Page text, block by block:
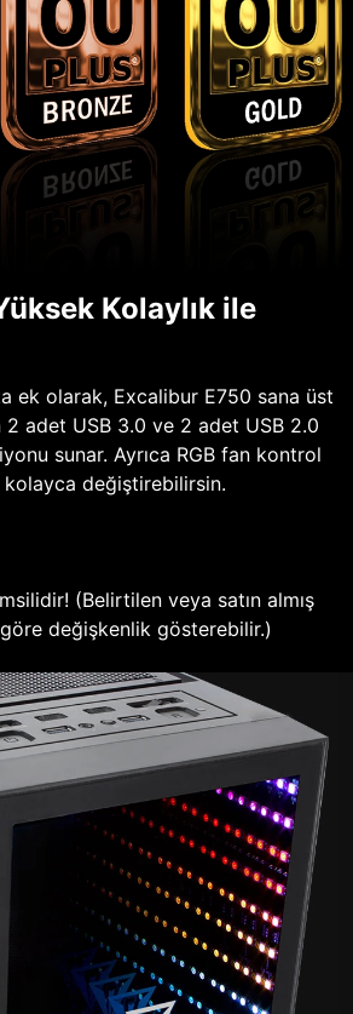
Kolaylık ile
ek olarak, Excalibur E750 sana üst
adet USB 3.0 ve 2 adet USB 2.0
sunar. Ayrıca RGB fan kontrol
değiştirebilirsin.
(Belirtilen veya satın almış
değişkenlik gösterebilir.)